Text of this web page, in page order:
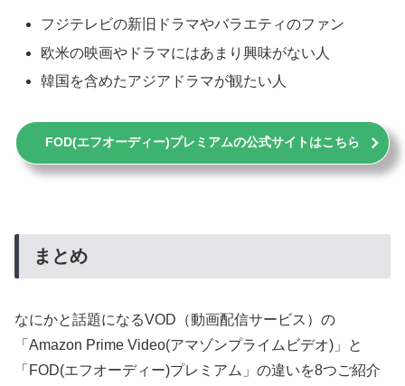
フジテレビの新旧ドラマやバラエティのファン
欧米の映画やドラマにはあまり興味がない人
韓国を含めたアジアドラマが観たい人
FOD(エフオーディー)プレミアムの公式サイトはこちら
まとめ
なにかと話題になるVOD（動画配信サービス）の
「Amazon Prime Video(アマゾンプライムビデオ)」と
「FOD(エフオーディー)プレミアム」の違いを8つご紹介